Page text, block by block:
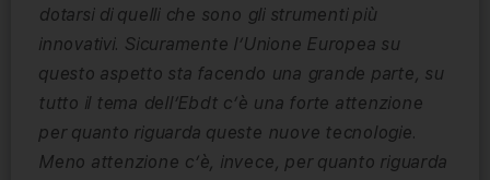
dotarsi di quelli che sono gli strumenti più
innovativi. Sicuramente l’Unione Europea su
questo aspetto sta facendo una grande parte, su
tutto il tema dell’Ebdt c’è una forte attenzione
per quanto riguarda queste nuove tecnologie.
Meno attenzione c’è, invece, per quanto riguarda